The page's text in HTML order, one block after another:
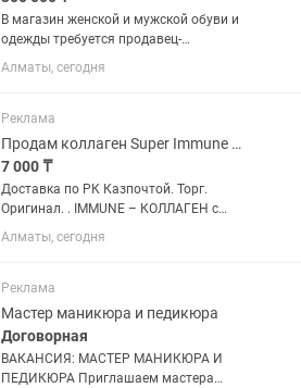
В магазин женской и мужской обуви и
одежды требуется продавец-
консультант. - График 5/2 с 09:45 до
19.45. Выходные в будние дни. -
ответственность, ухоженный
внешний...
Алматы, сегодня
Реклама
Продам коллаген Super Immune Goldway.
7 000 ₸
Доставка по РК Казпочтой. Торг.
Оригинал. . IMMUNE – КОЛЛАГЕН с
витаминно-минеральным комплексом
MG, Zn, D3, K, Ca. Восполняет опорно-
сосуды, помогает омоложению...
Алматы, сегодня
Реклама
Мастер маникюра и педикюра
Договорная
ВАКАНСИЯ: МАСТЕР МАНИКЮРА И
ПЕДИКЮРА Приглашаем мастера